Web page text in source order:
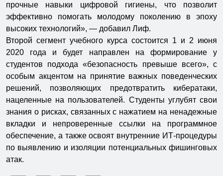
прочные навыки цифровой гигиены, что позволит
эффективно помогать молодому поколению в эпоху
высоких технологий», — добавил Лиф.
Второй сегмент учебного курса состоится 1 и 2 июня
2020 года и будет направлен на формирование у
студентов подхода «безопасность превыше всего», с
особым акцентом на принятие важных поведенческих
решений, позволяющих предотвратить кибератаки,
нацеленные на пользователей. Студенты углубят свои
знания о рисках, связанных с нажатием на ненадежные
вкладки и непроверенные ссылки на программное
обеспечение, а также освоят внутренние ИТ-процедуры
по выявлению и изоляции потенциальных фишинговых
атак.